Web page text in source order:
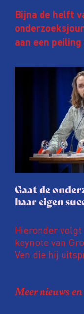
Bijna de helft
aan een peiling
afgelopen
juridische
procedure
journalisten
soms worden
gaat de hele
Gaat de
haar eigen
Hieronder volgt
keynote van
Ven die hij
Coen uit zijn
de macht, de
Meer nieuws